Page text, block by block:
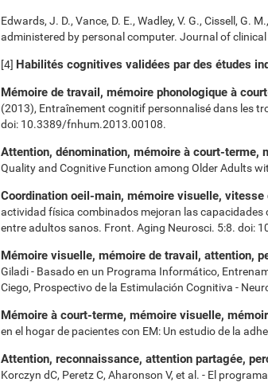
Edwards, J. D., Vance, D. E., Wadley, V. G., Cissell,
administered by personal computer. Journal of
[4] Habilités cognitives validées par des études
Mémoire de travail, mémoire phonologique à
(2013), Entraînement cognitif personnalisé dans les
doi: 10.3389/fnhum.2013.00108.
Attention, dénomination, mémoire à court-terme,
Quality and Cognitive Function among Older Adults
Coordination oeil-main, mémoire visuelle,
actividad física combinados mejoran las
entre adultos sanos. Front. Aging Neurosci. 5:8. doi:
Mémoire visuelle, mémoire de travail, attention,
Giladi - Basado en un Programa Informático,
Ciego, Prospectivo de la Estimulación Cognitiva -
Mémoire à court-terme, mémoire visuelle,
en el hogar de pacientes con EM: Un estudio de la
Attention, reconnaissance, attention partagée,
Korczyn dC, Peretz C, Aharonson V, et al. - El